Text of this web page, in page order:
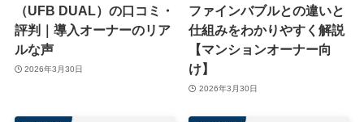
（UFB DUAL）の口コミ・
評判｜導入オーナーのリア
ルな声
2026年3月30日
ファインバブルとの違いと
仕組みをわかりやすく解説
【マンションオーナー向
け】
2026年3月30日